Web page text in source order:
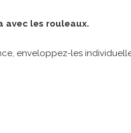
avec les rouleaux.
enveloppez-les